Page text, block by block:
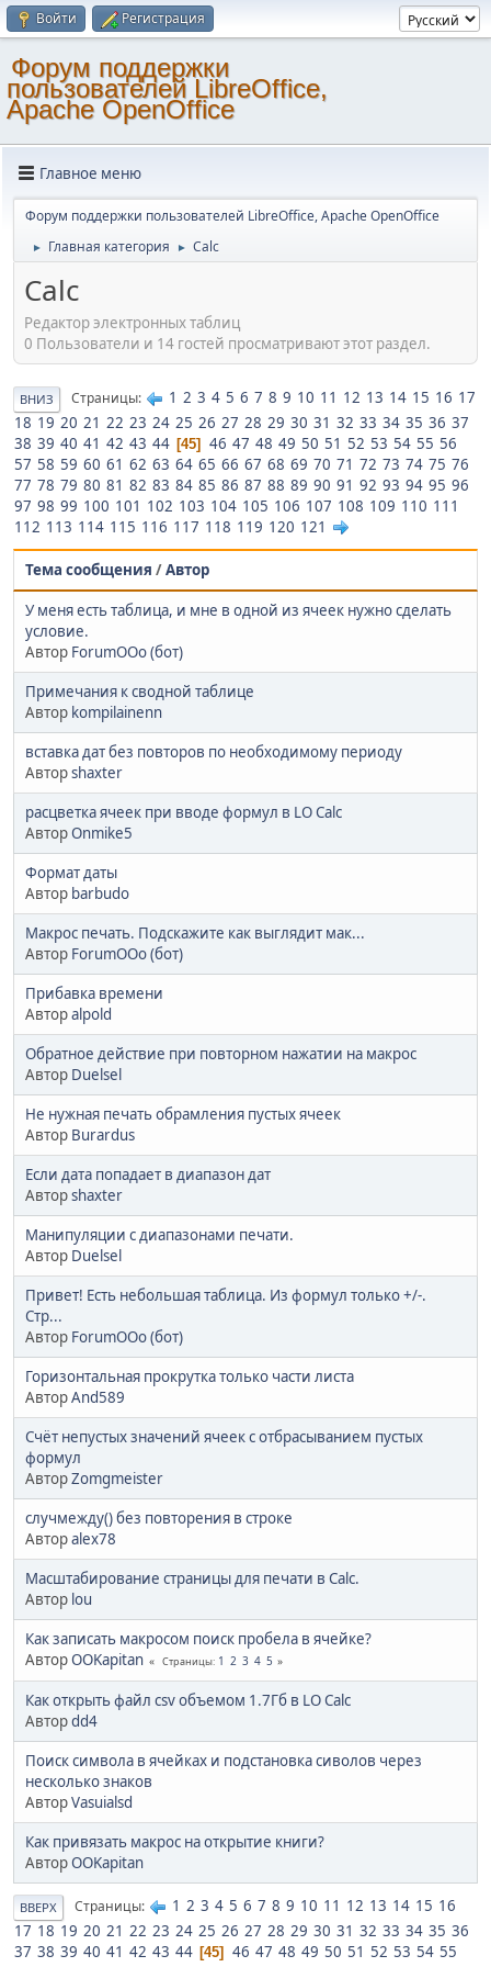
Войти Регистрация
Форум поддержки
пользователей LibreOffice,
Apache OpenOffice
Главное меню
Форум поддержки пользователей LibreOffice, Apache OpenOffice
► Главная категория ► Calc
Calc
Редактор электронных таблиц
0 Пользователи и 14 гостей просматривают этот раздел.
ВНИЗ Страницы 1 2 3 4 5 6 7 8 9 10 11 12 13 14 15 16 17
18 19 20 21 22 23 24 25 26 27 28 29 30 31 32 33 34 35 36 37
38 39 40 41 42 43 44 45 46 47 48 49 50 51 52 53 54 55 56
57 58 59 60 61 62 63 64 65 66 67 68 69 70 71 72 73 74 75 76
77 78 79 80 81 82 83 84 85 86 87 88 89 90 91 92 93 94 95 96
97 98 99 100 101 102 103 104 105 106 107 108 109 110 111
112 113 114 115 116 117 118 119 120 121
Тема сообщения /Автор
У меня есть таблица, и мне в одной из ячеек нужно сделать
условие.
Автор ForumOOo (бот)
Примечания к сводной таблице
Автор kompilainenn
вставка дат без повторов по необходимому периоду
Авторshaxter
расцветка ячеек при вводе формул в LO Calc
АвторOnmike5
Формат даты
Автор barbudo
Макрос печать. Подскажите как выглядит мак...
Автор ForumOOo (бот)
Прибавка времени
Авторalpold
Обратное действие при повторном нажатии на макрос
Автор Duelsel
Не нужная печать обрамления пустых ячеек
Автор Burardus
Если дата попадает в диапазон дат
Авторshaxter
Манипуляции с диапазонами печати.
Автор Duelsel
Привет! Есть небольшая таблица. Из формул только +/-.
Стр...
Автор ForumOOo (бот)
Горизонтальная прокрутка только части листа
АвторAnd589
Счёт непустых значений ячеек с отбрасыванием пустых
формул
АвторZomgmeister
случмежду() без повторения в строке
Авторalex78
Масштабирование страницы для печати в Calc.
Автор lou
Как записать макросом поиск пробела в ячейке?
АвторOOKapitan Страницы 1 2 3 4 5
Как открыть файл csv объемом 1.7Гб в LO Calc
Авторdd4
Поиск символа в ячейках и подстановка сиволов через
несколько знаков
АвторVasuialsd
Как привязать макрос на открытие книги?
АвторOOKapitan
ВВЕРХ Страницы 1 2 3 4 5 6 7 8 9 10 11 12 13 14 15 16
17 18 19 20 21 22 23 24 25 26 27 28 29 30 31 32 33 34 35 36
37 38 39 40 41 42 43 44 45 46 47 48 49 50 51 52 53 54 55